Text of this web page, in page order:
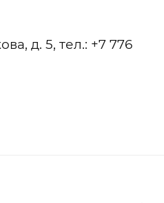
д. 5, тел.: +7 776